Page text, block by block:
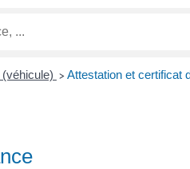
> Attestation et certificat